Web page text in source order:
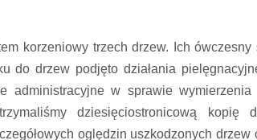
korzeniowy trzech drzew. Ich ówczesny
do drzew podjęto działania
administracyjne w sprawie
dziesięciostronicową kopię
oględzin uszkodzonych drzew